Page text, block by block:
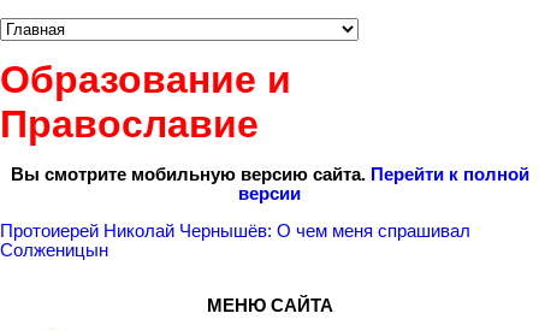
Образование и
Православие
Вы смотрите мобильную версию сайта. Перейти к полной
версии
Протоиерей Николай Чернышёв: О чем меня спрашивал
Солженицын
МЕНЮ САЙТА